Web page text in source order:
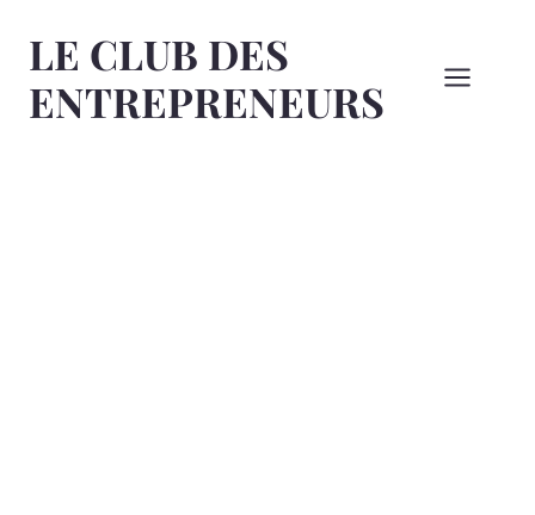
LE CLUB DES
ENTREPRENEURS